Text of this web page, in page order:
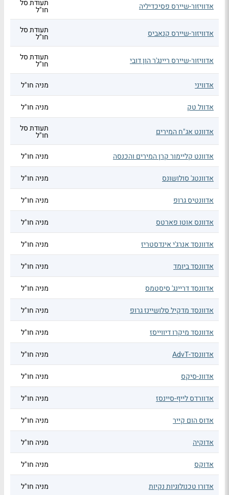
אדוויזור-שיירס פסיכדיליה תעודת סל
חו"ל
אדוויזור-שיירס קנאביס תעודת סל
חו"ל
אדוויזור-שיירס ריינג'ר הון דובי תעודת סל
חו"ל
אדוויני
מניה חו"ל
אדוול טק מניה חו"ל
אדוונט אג"ח המירים תעודת סל
חו"ל
אדוונט קליימור קרן המירים והכנסה
מניה חו"ל
אדוונטג' סולושונס מניה חו"ל
אדוונטיס גרופ מניה חו"ל
אדוונס אוטו פארטס מניה חו"ל
אדוונסד אנרג'י אינדסטריז מניה חו"ל
אדוונסד ביומד מניה חו"ל
אדוונסד דריינג' סיסטמס מניה חו"ל
אדוונסד מדקיל סלושיינז גרופ מניה חו"ל
אדוונסד מיקרו דיווייסז מניה חו"ל
אדוונסד-AdvT מניה חו"ל
אדוונ-סיקס מניה חו"ל
אדוורדס לייף-סיינסז מניה חו"ל
אדוס הום קייר מניה חו"ל
אדוקיה מניה חו"ל
אדוקס מניה חו"ל
אדורו טכנולוגיות נקיות מניה חו"ל